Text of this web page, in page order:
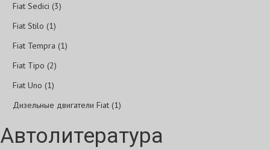
Fiat Sedici (3)
Fiat Stilo (1)
Fiat Tempra (1)
Fiat Tipo (2)
Fiat Uno (1)
Дизельные двигатели Fiat (1)
Автолитература